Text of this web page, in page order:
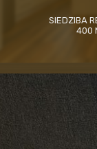
SIEDZIBA
400